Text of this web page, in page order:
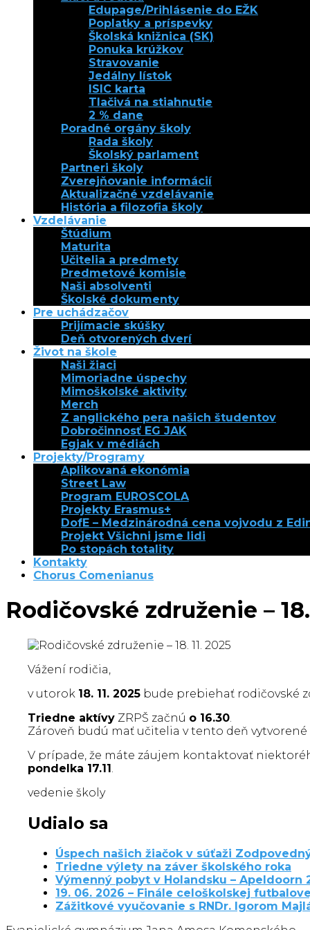
Edupage/Prihlásenie do EŽK
Poplatky a príspevky
Školská knižnica (SK)
Ponuka krúžkov
Stravovanie
Jedálny lístok
ISIC karta
Tlačivá na stiahnutie
2 % dane
Poradné orgány školy
Rada školy
Školský parlament
Partneri školy
Zverejňovanie informácií
Aktualizačné vzdelávanie
História a filozofia školy
Vzdelávanie
Štúdium
Maturita
Učitelia a predmety
Predmetové komisie
Naši absolventi
Školské dokumenty
Pre uchádzačov
Prijímacie skúšky
Deň otvorených dverí
Život na škole
Naši žiaci
Mimoriadne úspechy
Mimoškolské aktivity
Merch
Z anglického pera našich študentov
Dobročinnosť EG JAK
Egjak v médiách
Projekty/Programy
Aplikovaná ekonómia
Street Law
Program EUROSCOLA
Projekty Erasmus+
DofE – Medzinárodná cena vojvodu z
Projekt Všichni jsme lidi
Po stopách totality
Kontakty
Chorus Comenianus
Rodičovské združenie – 18.
Vážení rodičia,
v utorok 18. 11. 2025 bude prebiehať rodičovské
Triedne aktívy ZRPŠ začnú o 16.30.
Zároveň budú mať učitelia v tento deň
V prípade, že máte záujem kontaktovať
pondelka 17.11.
vedenie školy
Udialo sa
Úspech našich žiačok v súťaži
Triedne výlety na záver školského roka
Výmenný pobyt v Holandsku – Apeldoorn
19. 06. 2026 – Finále celoškolskej
Zážitkové vyučovanie s RNDr. Igorom